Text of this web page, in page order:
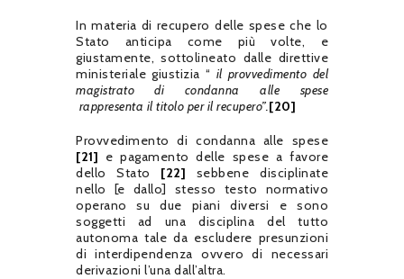
In materia di recupero delle spese che lo
Stato anticipa come più volte, e
giustamente, sottolineato dalle direttive
ministeriale giustizia “ il provvedimento del
magistrato di condanna alle spese
rappresenta il titolo per il recupero”.[20]
Provvedimento di condanna alle spese
[21] e pagamento delle spese a favore
dello Stato [22] sebbene disciplinate
nello [e dallo] stesso testo normativo
operano su due piani diversi e sono
soggetti ad una disciplina del tutto
autonoma tale da escludere presunzioni
di interdipendenza ovvero di necessari
derivazioni l’una dall’altra.